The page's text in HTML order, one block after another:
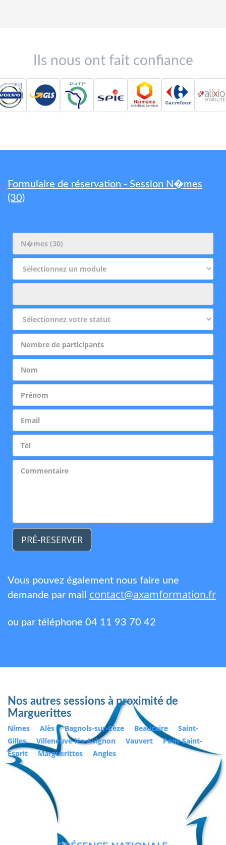
Ils nous ont fait confiance
Formulaire de réservation - Session N�mes
(30)
PRÉ-RESERVER
Vous pouvez également nous faire une
demande par mail contact@axamformation.fr
ou par téléphone 04 11 93 70 42
Nos autres sessions à proximité de
Marguerittes
Nîmes Alès Bagnols-sur-Cèze Beaucaire
Saint-
Gilles
Villeneuve-lès-Avignon Vauvert
Pont-Saint-
Esprit
Marguerittes Angles